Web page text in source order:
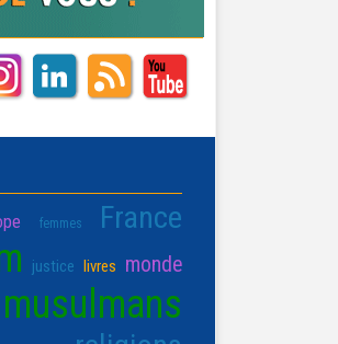
femmes France
justice livres monde
musulmans